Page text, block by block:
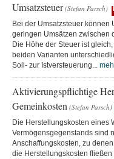
Umsatzsteuer (Stefan Parsch)
Bei der Umsatzsteuer
geringen Umsätzen zwischen
Die Höhe der Steuer ist
beiden Varianten
Soll- zur Istversteuerung...
Aktivierungspflichtige
Gemeinkosten (Stefan Parsch)
Die Herstellungskosten eines
Vermögensgegenstands sind
Anschaffungskosten, zu
die Herstellungskosten